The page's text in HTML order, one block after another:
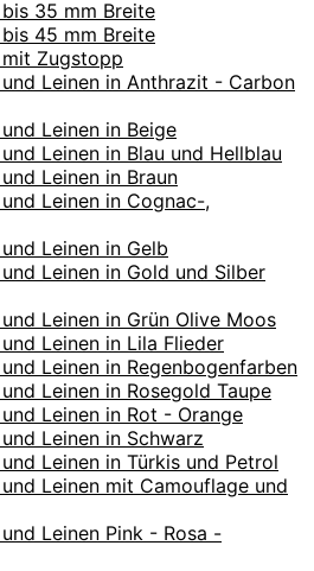
35 mm Breite
45 mm Breite
Zugstopp
Leinen in Anthrazit - Carbon
Leinen in Beige
Leinen in Blau und Hellblau
Leinen in Braun
Leinen in Cognac-,
Leinen in Gelb
Leinen in Gold und Silber
Leinen in Grün Olive Moos
Leinen in Lila Flieder
Leinen in Regenbogenfarben
Leinen in Rosegold Taupe
Leinen in Rot - Orange
Leinen in Schwarz
Leinen in Türkis und Petrol
Leinen mit Camouflage und
Leinen Pink - Rosa -